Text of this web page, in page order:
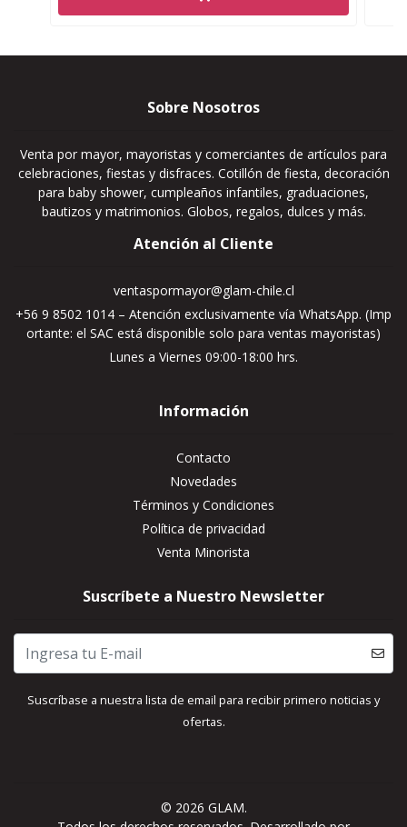
Sobre Nosotros
Venta por mayor, mayoristas y comerciantes de artículos para
celebraciones, fiestas y disfraces. Cotillón de fiesta, decoración
para baby shower, cumpleaños infantiles, graduaciones,
bautizos y matrimonios. Globos, regalos, dulces y más.
Atención al Cliente
ventaspormayor@glam-chile.cl
+56 9 8502 1014 – Atención exclusivamente vía WhatsApp. (Imp
ortante: el SAC está disponible solo para ventas mayoristas)
Lunes a Viernes 09:00-18:00 hrs.
Información
Contacto
Novedades
Términos y Condiciones
Política de privacidad
Venta Minorista
Suscríbete a Nuestro Newsletter
Suscríbase a nuestra lista de email para recibir primero noticias y
ofertas.
© 2026 GLAM.